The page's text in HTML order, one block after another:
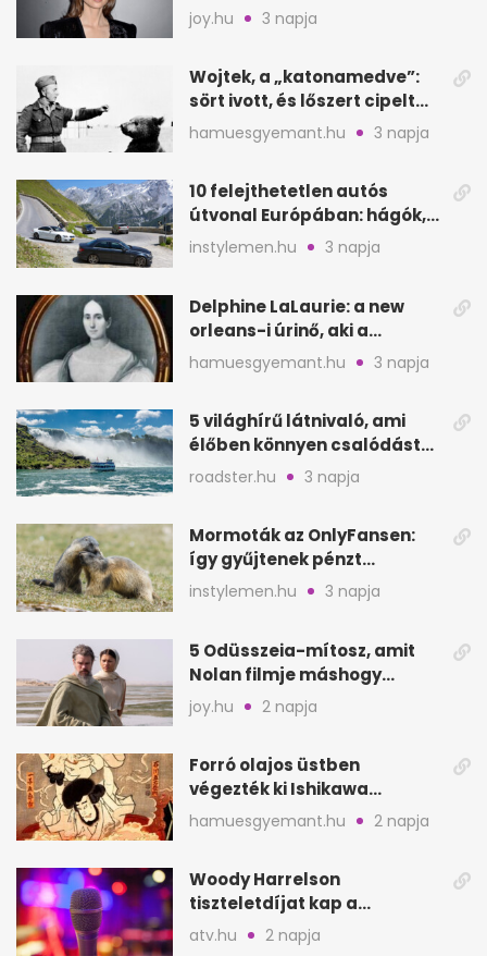
segítette a családalapítást
joy.hu 3 napja
Wojtek, a „katonamedve”:
sört ivott, és lőszert cipelt
Monte Cassinónál
hamuesgyemant.hu 3 napja
10 felejthetetlen autós
útvonal Európában: hágók,
partok, fjordok
instylemen.hu 3 napja
Delphine LaLaurie: a new
orleans-i úrinő, aki a
padláson kínzott
hamuesgyemant.hu 3 napja
5 világhírű látnivaló, ami
élőben könnyen csalódást
okozhat
roadster.hu 3 napja
Mormoták az OnlyFansen:
így gyűjtenek pénzt
amerikai kutatók
instylemen.hu 3 napja
5 Odüsszeia-mítosz, amit
Nolan filmje máshogy
mutat, mint Homérosz
joy.hu 2 napja
Forró olajos üstben
végezték ki Ishikawa
Goemont, Japán Robin
Hoodját
hamuesgyemant.hu 2 napja
Woody Harrelson
tiszteletdíjat kap a
Szarajevói Filmfesztiválon
atv.hu 2 napja